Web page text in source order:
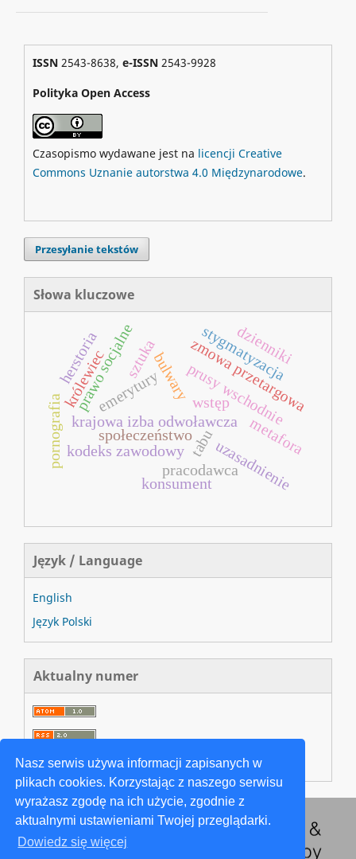
Nasz serwis używa informacji zapisanych w
plikach cookies. Korzystając z naszego serwisu
wyrażasz zgodę na ich użycie, zgodnie z
aktualnymi ustawieniami Twojej przeglądarki.
Dowiedz się więcej
ISSN2543-8638, e-ISSN 2543-9928
Polityka Open Access
Czasopismo wydawane jest na licencji Creative
Commons Uznanie autorstwa 4.0 Międzynarodowe.
Przesyłanie tekstów
Słowa kluczowe
bulwary
krajowa izba odwoławcza
prusy wschodnie
emerytury
społeczeństwo
kodeks zawodowy
zmowa przetargowa
sztuka
pornografia tabu
stygmatyzacja
uzasadnienie
pracodawca
prawo socjalne
królewiec
konsument
dzienniki
wstęp
herstoria
metafora
Język / Language
English
Język Polski
Aktualny numer